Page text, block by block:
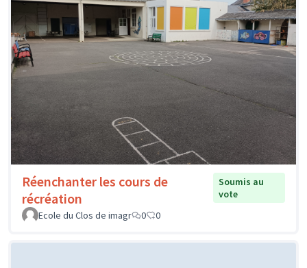
Réenchanter les cours de
récréation
Soumis au
vote
Ecole du Clos de imagr
0 0